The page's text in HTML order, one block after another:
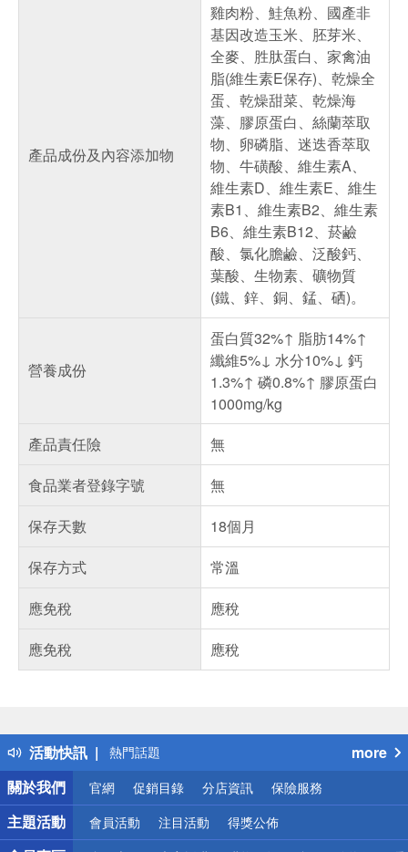
產品成份及內容添加物
雞肉粉、鮭魚粉、國產非
基因改造玉米、胚芽米、
全麥、胜肽蛋白、家禽油
脂(維生素E保存)、乾燥全
蛋、乾燥甜菜、乾燥海
藻、膠原蛋白、絲蘭萃取
物、卵磷脂、迷迭香萃取
物、牛磺酸、維生素A、
維生素D、維生素E、維生
素B1、維生素B2、維生素
B6、維生素B12、菸鹼
酸、氯化膽鹼、泛酸鈣、
葉酸、生物素、礦物質
(鐵、鋅、銅、錳、硒)。
營養成份
蛋白質32%↑ 脂肪14%↑
纖維5%↓ 水分10%↓ 鈣
1.3%↑ 磷0.8%↑ 膠原蛋白
1000mg/kg
產品責任險
無
食品業者登錄字號
無
保存天數
18個月
保存方式
常溫
應免稅
應稅
應免稅
應稅
活動快訊
得獎公告
熱門話題
銀行優惠
偏遠地區配送
詐騙網頁！請小心！
more
關於我們
官網 促銷目錄 分店資訊 保險服務
主題活動 會員活動 注目活動 得獎公佈